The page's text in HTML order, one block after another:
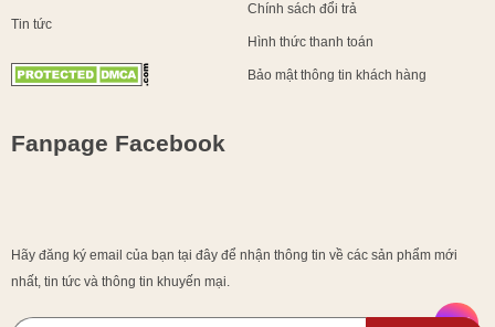
Tin tức
Chính sách đổi trả
Hình thức thanh toán
Bảo mật thông tin khách hàng
Fanpage Facebook
Hãy đăng ký email của bạn tại đây để nhận thông tin về các sản phẩm mới
nhất, tin tức và thông tin khuyến mại.